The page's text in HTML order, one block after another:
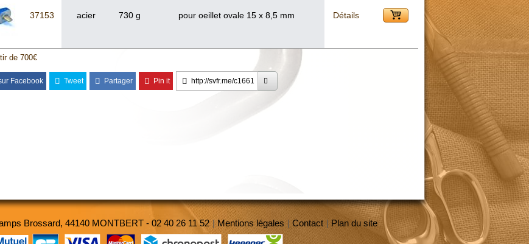
37153 acier 730 g pour oeillet ovale 15 x 8,5 mm Détails
de 700€
Facebook Tweet Partager Pin it http://svfr.me/c1661
Brossard, 44140 MONTBERT - 02 40 26 11 52 |Mentions légales | Contact | Plan du site